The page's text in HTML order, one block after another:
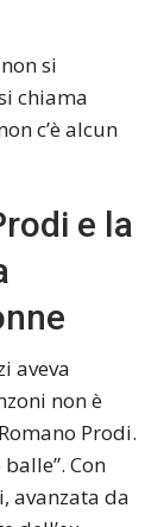
si
chiama
c’è alcun
e la
aveva
non è
Prodi.
Con
avanzata da